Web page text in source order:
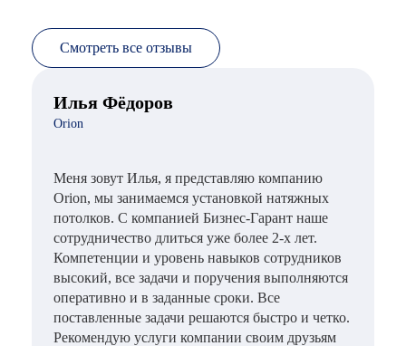
Смотреть все отзывы
Илья Фёдоров
Orion
Меня зовут Илья, я представляю компанию
Orion, мы занимаемся установкой натяжных
потолков. С компанией Бизнес-Гарант наше
сотрудничество длиться уже более 2-х лет.
Компетенции и уровень навыков сотрудников
высокий, все задачи и поручения выполняются
оперативно и в заданные сроки. Все
поставленные задачи решаются быстро и четко.
Рекомендую услуги компании своим друзьям